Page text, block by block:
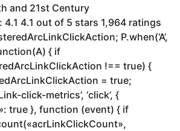
and 21st Century
4.1 4.1 out of 5 stars 1,964 ratings
P.when(‘A’,
{ if
!== true) {
= true;
click-metrics’, ‘click’, {
true }, function (event) { if